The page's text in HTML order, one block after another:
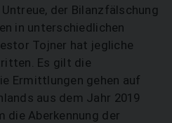
der Bilanzfälschung
in unterschiedlichen
Tojner hat jegliche
Es gilt die
Ermittlungen gehen auf
aus dem Jahr 2019
die Aberkennung der